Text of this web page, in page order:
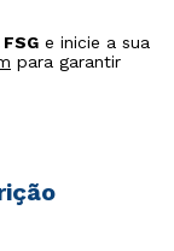
e inicie a sua
para garantir